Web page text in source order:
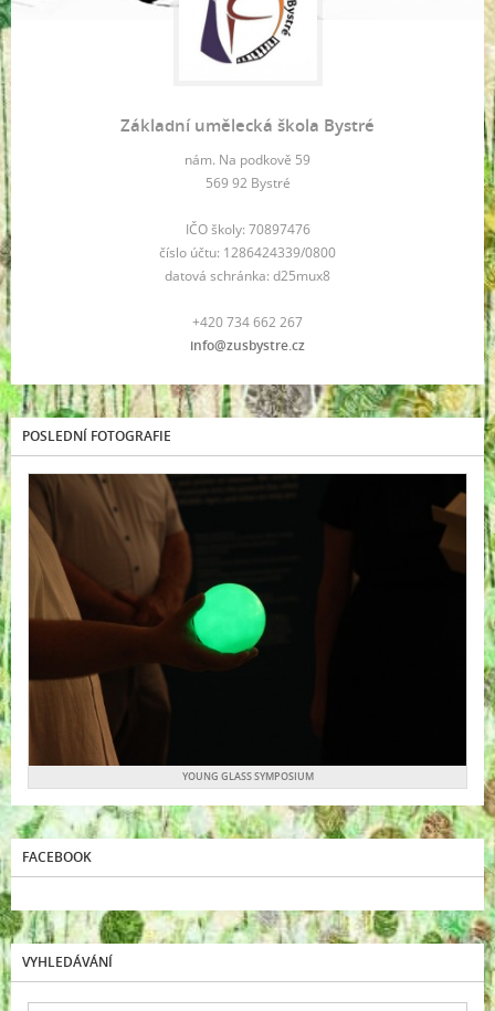
Základní umělecká škola Bystré
nám. Na podkově 59
569 92 Bystré
IČO školy: 70897476
číslo účtu: 1286424339/0800
datová schránka: d25mux8
+420 734 662 267
info@zusbystre.cz
POSLEDNÍ FOTOGRAFIE
YOUNG GLASS SYMPOSIUM
FACEBOOK
VYHLEDÁVÁNÍ